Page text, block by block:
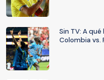
Sin TV: A
Colombia vs.